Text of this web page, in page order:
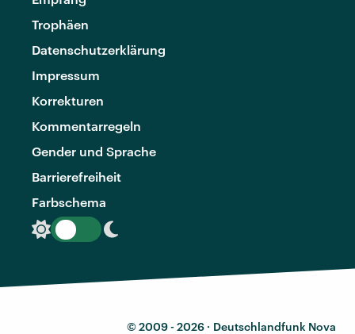
Trophäen
Datenschutzerklärung
Impressum
Korrekturen
Kommentarregeln
Gender und Sprache
Barrierefreiheit
Farbschema
© 2009 - 2026 · Deutschlandfunk Nova